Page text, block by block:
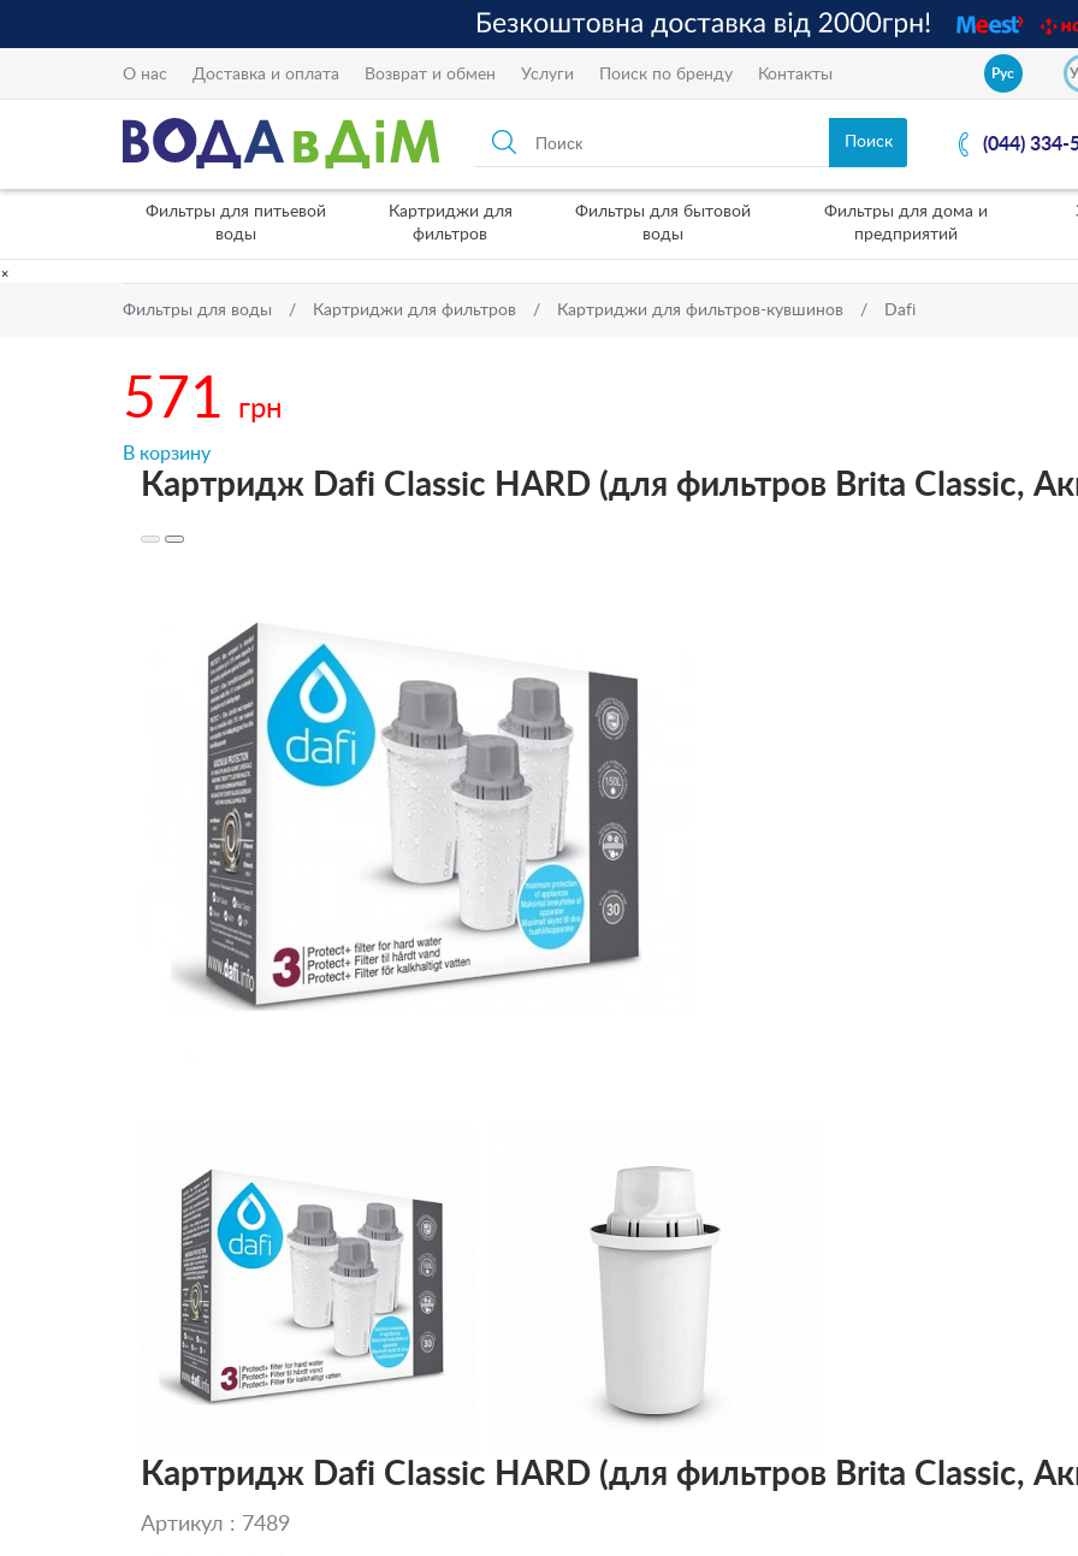
О нас Доставка и оплата Возврат и обмен Услуги Поиск по бренду Контакты Рус
(044) 334-
Фильтры для питьевой
воды
Картриджи для
фильтров
Фильтры для бытовой
воды
Фильтры для дома и
предприятий
×
Фильтры для воды Картриджи для фильтров Картриджи для фильтров-кувшинов Dafi
571 грн
В корзину
Картридж Dafi Classic HARD (для фильтров Brita Classic,
Картридж Dafi Classic HARD (для фильтров Brita Classic,
Артикул : 7489